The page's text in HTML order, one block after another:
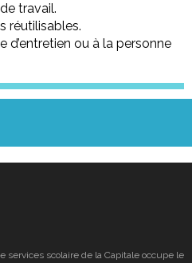
travail.
réutilisables.
d’entretien ou à la personne
services scolaire de la Capitale occupe le